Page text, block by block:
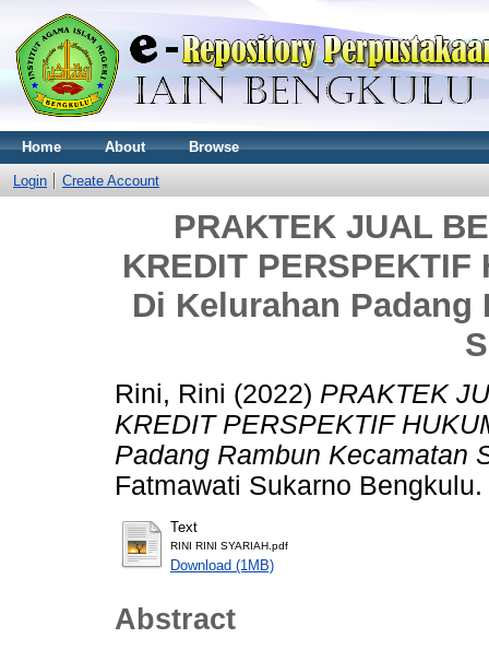
Home About Browse
Login Create Account
PRAKTEK JUAL
KREDIT
Di Kelurahan Padang
Rini, Rini (2022) PRAKTEK
KREDIT PERSPEKTIF
Padang Rambun Kecamatan
Fatmawati Sukarno Bengkulu.
Text
RINI RINI SYARIAH.pdf
Download (1MB)
Abstract